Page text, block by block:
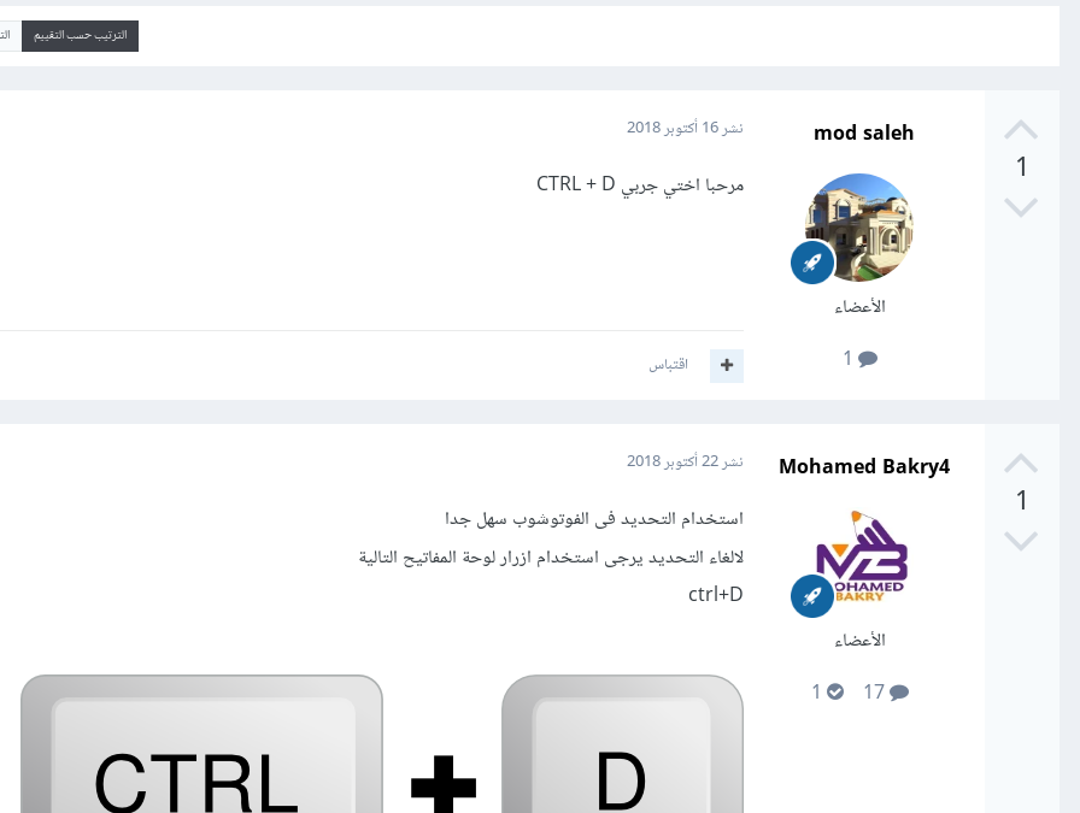
الترتيب حسب التقييم
1
mod saleh
الأعضاء
نشر16 أكتوبر 2018
مرحبا اختي جربي CTRL + D
اقتباس
1
Mohamed Bakry4
الأعضاء
17
نشر22 أكتوبر 2018
استخدام التحديد فى الفوتوشوب سهل جدا
لالغاء التحديد يرجى استخدام ازرار لوحة المفاتيح التالية
ctrl+D